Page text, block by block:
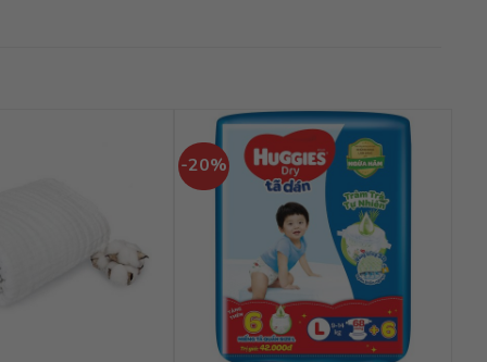
-20%